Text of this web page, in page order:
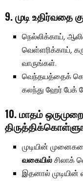
9. முடி
நெல்லிக்காய்,
வெள்ளரிக்காய்,
வாருங்கள்.
வெந்தயத்தைக்
கலந்து ஹேர் பேக்
10. மாதம்
முடியின்
வகையில்சிலாக்
இதனால் முடியின்